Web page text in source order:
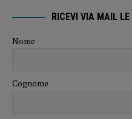
RICEVI VIA MAIL
Nome
Cognome